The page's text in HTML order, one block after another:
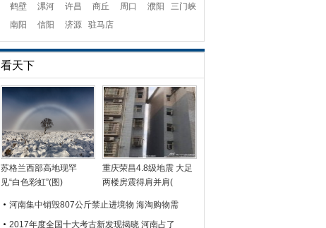
鹤壁
漯河 许昌 商丘 周口 濮阳
三门峡
南阳
信阳 济源 驻马店
看天下
苏格兰西部高地现罕
见“白色彩虹”(图)
重庆荣昌4.8级地震 大足
两楼房震得肩并肩(
河南集中销毁807公斤禁止进境物 海淘购物需
2017年度全国十大考古新发现揭晓 河南占了